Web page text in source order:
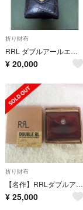
折り財布
RRL ダブルアールエル クロコダイル エンボスド レザーウォレット
¥ 20,000
折り財布
【名作】RRLダブルアールエル コンチョボタン 財布 本革 レザー
¥ 25,000